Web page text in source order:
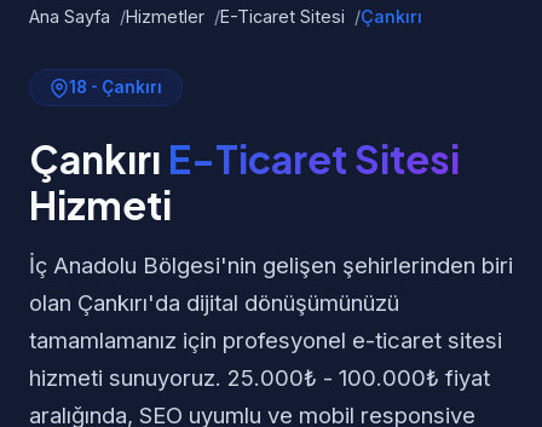
Ana Sayfa Hizmetler E-Ticaret Sitesi Çankırı
18 - Çankırı
Çankırı E-Ticaret Sitesi
Hizmeti
İç Anadolu Bölgesi'nin gelişen şehirlerinden biri
olan Çankırı'da dijital dönüşümünüzü
tamamlamanız için profesyonel e-ticaret sitesi
hizmeti sunuyoruz. 25.000₺ - 100.000₺ fiyat
aralığında, SEO uyumlu ve mobil responsive